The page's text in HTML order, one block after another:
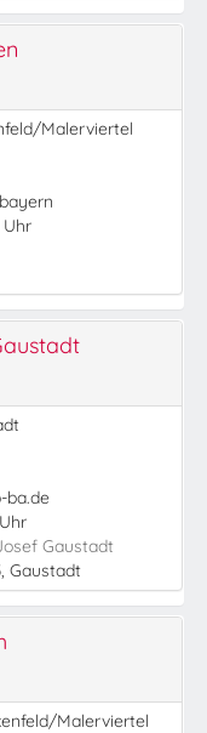
Malerviertel
Uhr
ba.de
Gaustadt
Gaustadt
Malerviertel